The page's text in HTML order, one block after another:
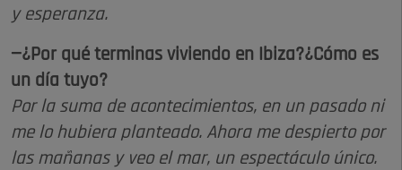
y esperanza.
—¿Por qué terminas viviendo en Ibiza?¿Cómo es
un día tuyo?
Por la suma de acontecimientos, en un pasado ni
me lo hubiera planteado. Ahora me despierto por
las mañanas y veo el mar, un espectáculo único.